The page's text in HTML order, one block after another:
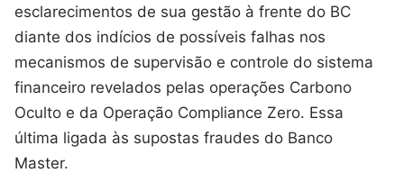
esclarecimentos de sua gestão à frente do BC
diante dos indícios de possíveis falhas nos
mecanismos de supervisão e controle do sistema
financeiro revelados pelas operações Carbono
Oculto e da Operação Compliance Zero. Essa
última ligada às supostas fraudes do Banco
Master.